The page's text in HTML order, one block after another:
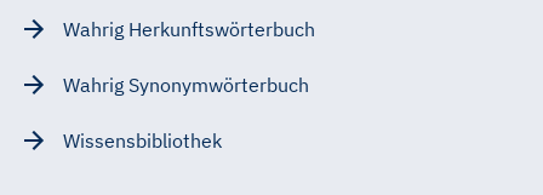
Wahrig Herkunftswörterbuch
Wahrig Synonymwörterbuch
Wissensbibliothek